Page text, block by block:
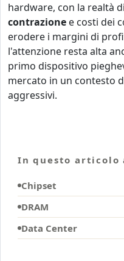
hardware, con la realtà
contrazione e costi dei
erodere i margini di
l'attenzione resta alta
primo dispositivo
mercato in un contesto
aggressivi.
In questo articolo
Chipset
DRAM
Data Center